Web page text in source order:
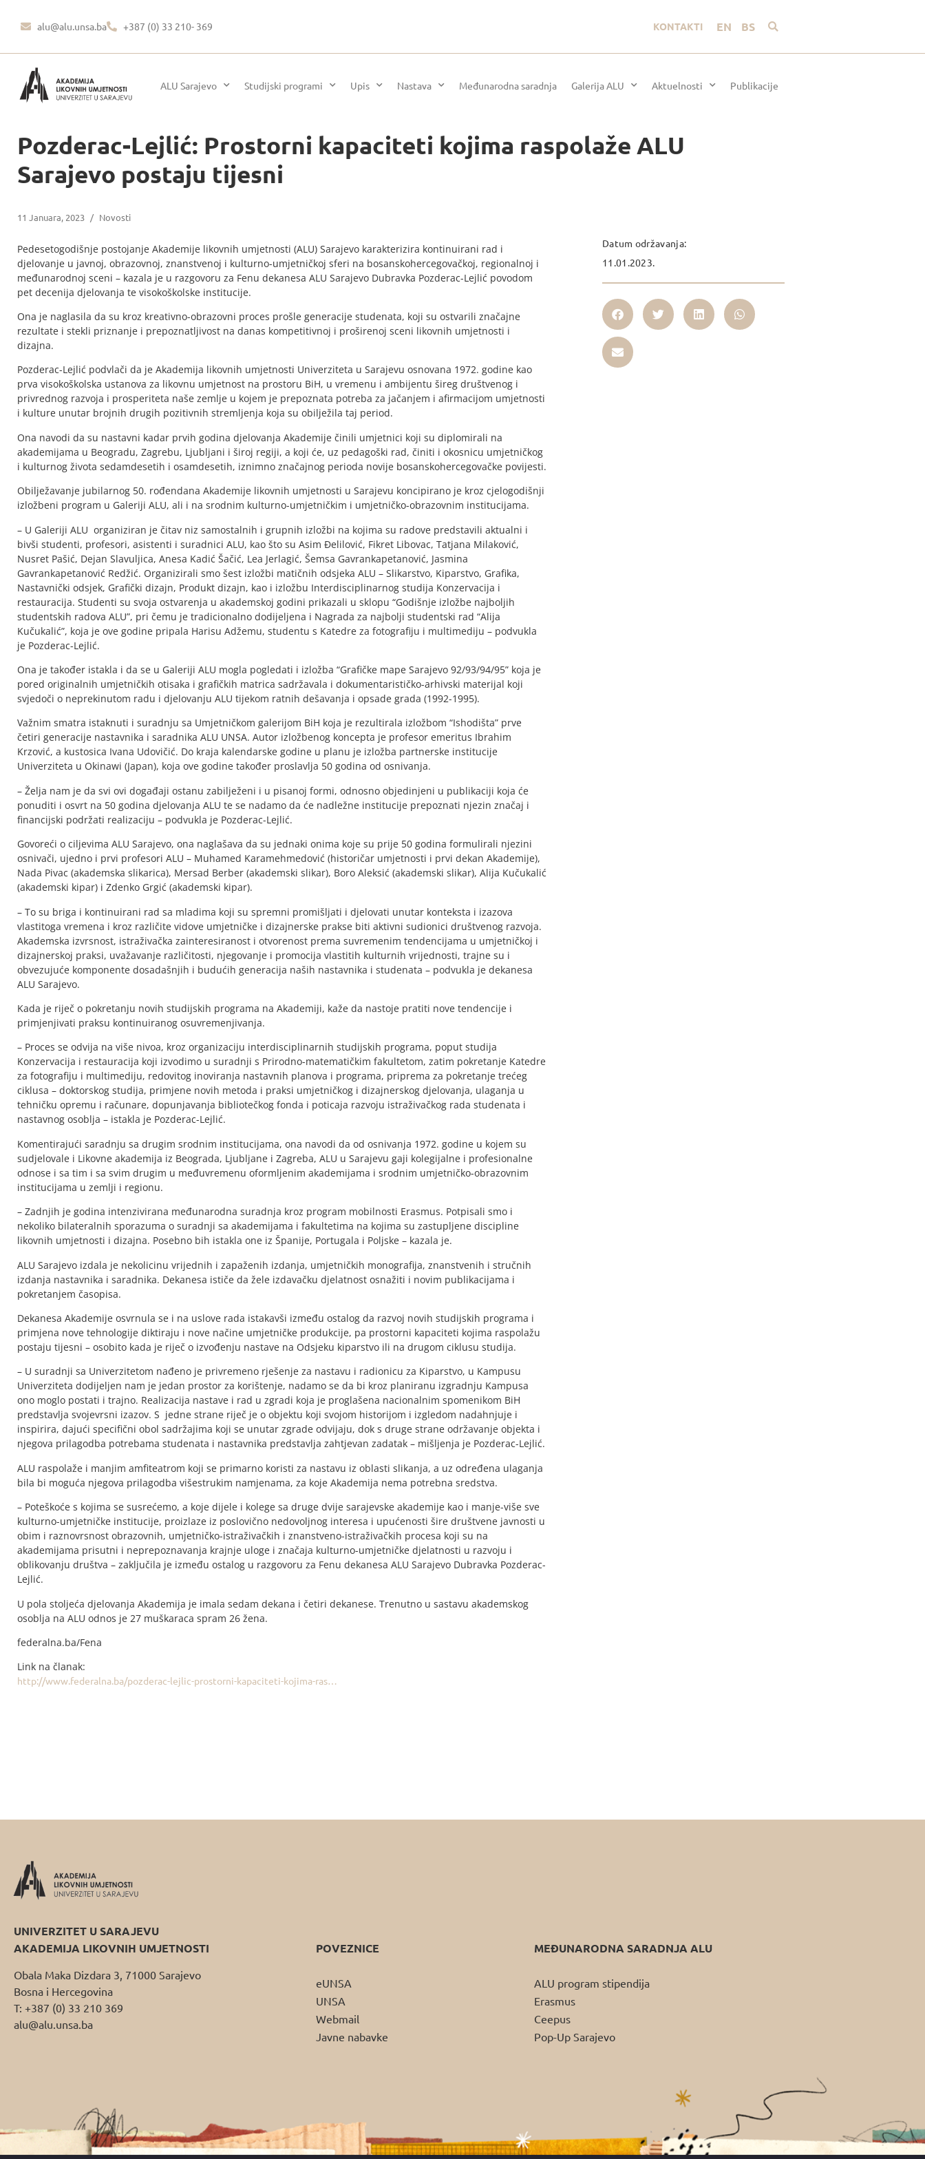
alu@alu.unsa.ba +387 (0) 33 210- 369 KONTAKTI EN BS
ALU Sarajevo Studijski programi Upis Nastava Međunarodna saradnja Galerija ALU Aktuelnosti Publikacije
Pozderac-Lejlić: Prostorni kapaciteti kojima raspolaže ALU
Sarajevo postaju tijesni
11 Januara, 2023 / Novosti
Pedesetogodišnje postojanje Akademije likovnih umjetnosti (ALU) Sarajevo karakterizira kontinuirani rad i
djelovanje u javnoj, obrazovnoj, znanstvenoj i kulturno-umjetničkoj sferi na bosanskohercegovačkoj, regionalnoj i
međunarodnoj sceni – kazala je u razgovoru za Fenu dekanesa ALU Sarajevo Dubravka Pozderac-Lejlić povodom
pet decenija djelovanja te visokoškolske institucije.
Ona je naglasila da su kroz kreativno-obrazovni proces prošle generacije studenata, koji su ostvarili značajne
rezultate i stekli priznanje i prepoznatljivost na danas kompetitivnoj i proširenoj sceni likovnih umjetnosti i
dizajna.
Pozderac-Lejlić podvlači da je Akademija likovnih umjetnosti Univerziteta u Sarajevu osnovana 1972. godine kao
prva visokoškolska ustanova za likovnu umjetnost na prostoru BiH, u vremenu i ambijentu šireg društvenog i
privrednog razvoja i prosperiteta naše zemlje u kojem je prepoznata potreba za jačanjem i afirmacijom umjetnosti
i kulture unutar brojnih drugih pozitivnih stremljenja koja su obilježila taj period.
Ona navodi da su nastavni kadar prvih godina djelovanja Akademije činili umjetnici koji su diplomirali na
akademijama u Beogradu, Zagrebu, Ljubljani i široj regiji, a koji će, uz pedagoški rad, činiti i okosnicu umjetničkog
i kulturnog života sedamdesetih i osamdesetih, iznimno značajnog perioda novije bosanskohercegovačke povijesti.
Obilježavanje jubilarnog 50. rođendana Akademije likovnih umjetnosti u Sarajevu koncipirano je kroz cjelogodišnji
izložbeni program u Galeriji ALU, ali i na srodnim kulturno-umjetničkim i umjetničko-obrazovnim institucijama.
– U Galeriji ALU organiziran je čitav niz samostalnih i grupnih izložbi na kojima su radove predstavili aktualni i
bivši studenti, profesori, asistenti i suradnici ALU, kao što su Asim Đelilović, Fikret Libovac, Tatjana Milaković,
Nusret Pašić, Dejan Slavuljica, Anesa Kadić Šačić, Lea Jerlagić, Šemsa Gavrankapetanović, Jasmina
Gavrankapetanović Redžić. Organizirali smo šest izložbi matičnih odsjeka ALU – Slikarstvo, Kiparstvo, Grafika,
Nastavnički odsjek, Grafički dizajn, Produkt dizajn, kao i izložbu Interdisciplinarnog studija Konzervacija i
restauracija. Studenti su svoja ostvarenja u akademskoj godini prikazali u sklopu “Godišnje izložbe najboljih
studentskih radova ALU”, pri čemu je tradicionalno dodijeljena i Nagrada za najbolji studentski rad “Alija
Kučukalić”, koja je ove godine pripala Harisu Adžemu, studentu s Katedre za fotografiju i multimediju – podvukla
je Pozderac-Lejlić.
Ona je također istakla i da se u Galeriji ALU mogla pogledati i izložba “Grafičke mape Sarajevo 92/93/94/95” koja je
pored originalnih umjetničkih otisaka i grafičkih matrica sadržavala i dokumentarističko-arhivski materijal koji
svjedoči o neprekinutom radu i djelovanju ALU tijekom ratnih dešavanja i opsade grada (1992-1995).
Važnim smatra istaknuti i suradnju sa Umjetničkom galerijom BiH koja je rezultirala izložbom “Ishodišta” prve
četiri generacije nastavnika i saradnika ALU UNSA. Autor izložbenog koncepta je profesor emeritus Ibrahim
Krzović, a kustosica Ivana Udovičić. Do kraja kalendarske godine u planu je izložba partnerske institucije
Univerziteta u Okinawi (Japan), koja ove godine također proslavlja 50 godina od osnivanja.
– Želja nam je da svi ovi događaji ostanu zabilježeni i u pisanoj formi, odnosno objedinjeni u publikaciji koja će
ponuditi i osvrt na 50 godina djelovanja ALU te se nadamo da će nadležne institucije prepoznati njezin značaj i
financijski podržati realizaciju – podvukla je Pozderac-Lejlić.
Govoreći o ciljevima ALU Sarajevo, ona naglašava da su jednaki onima koje su prije 50 godina formulirali njezini
osnivači, ujedno i prvi profesori ALU – Muhamed Karamehmedović (historičar umjetnosti i prvi dekan Akademije),
Nada Pivac (akademska slikarica), Mersad Berber (akademski slikar), Boro Aleksić (akademski slikar), Alija Kučukalić
(akademski kipar) i Zdenko Grgić (akademski kipar).
– To su briga i kontinuirani rad sa mladima koji su spremni promišljati i djelovati unutar konteksta i izazova
vlastitoga vremena i kroz različite vidove umjetničke i dizajnerske prakse biti aktivni sudionici društvenog razvoja.
Akademska izvrsnost, istraživačka zainteresiranost i otvorenost prema suvremenim tendencijama u umjetničkoj i
dizajnerskoj praksi, uvažavanje različitosti, njegovanje i promocija vlastitih kulturnih vrijednosti, trajne su i
obvezujuće komponente dosadašnjih i budućih generacija naših nastavnika i studenata – podvukla je dekanesa
ALU Sarajevo.
Kada je riječ o pokretanju novih studijskih programa na Akademiji, kaže da nastoje pratiti nove tendencije i
primjenjivati praksu kontinuiranog osuvremenjivanja.
– Proces se odvija na više nivoa, kroz organizaciju interdisciplinarnih studijskih programa, poput studija
Konzervacija i restauracija koji izvodimo u suradnji s Prirodno-matematičkim fakultetom, zatim pokretanje Katedre
za fotografiju i multimediju, redovitog inoviranja nastavnih planova i programa, priprema za pokretanje trećeg
ciklusa – doktorskog studija, primjene novih metoda i praksi umjetničkog i dizajnerskog djelovanja, ulaganja u
tehničku opremu i računare, dopunjavanja bibliotečkog fonda i poticaja razvoju istraživačkog rada studenata i
nastavnog osoblja – istakla je Pozderac-Lejlić.
Komentirajući saradnju sa drugim srodnim institucijama, ona navodi da od osnivanja 1972. godine u kojem su
sudjelovale i Likovne akademija iz Beograda, Ljubljane i Zagreba, ALU u Sarajevu gaji kolegijalne i profesionalne
odnose i sa tim i sa svim drugim u međuvremenu oformljenim akademijama i srodnim umjetničko-obrazovnim
institucijama u zemlji i regionu.
– Zadnjih je godina intenzivirana međunarodna suradnja kroz program mobilnosti Erasmus. Potpisali smo i
nekoliko bilateralnih sporazuma o suradnji sa akademijama i fakultetima na kojima su zastupljene discipline
likovnih umjetnosti i dizajna. Posebno bih istakla one iz Španije, Portugala i Poljske – kazala je.
ALU Sarajevo izdala je nekolicinu vrijednih i zapaženih izdanja, umjetničkih monografija, znanstvenih i stručnih
izdanja nastavnika i saradnika. Dekanesa ističe da žele izdavačku djelatnost osnažiti i novim publikacijama i
pokretanjem časopisa.
Dekanesa Akademije osvrnula se i na uslove rada istakavši između ostalog da razvoj novih studijskih programa i
primjena nove tehnologije diktiraju i nove načine umjetničke produkcije, pa prostorni kapaciteti kojima raspolažu
postaju tijesni – osobito kada je riječ o izvođenju nastave na Odsjeku kiparstvo ili na drugom ciklusu studija.
– U suradnji sa Univerzitetom nađeno je privremeno rješenje za nastavu i radionicu za Kiparstvo, u Kampusu
Univerziteta dodijeljen nam je jedan prostor za korištenje, nadamo se da bi kroz planiranu izgradnju Kampusa
ono moglo postati i trajno. Realizacija nastave i rad u zgradi koja je proglašena nacionalnim spomenikom BiH
predstavlja svojevrsni izazov. S jedne strane riječ je o objektu koji svojom historijom i izgledom nadahnjuje i
inspirira, dajući specifični obol sadržajima koji se unutar zgrade odvijaju, dok s druge strane održavanje objekta i
njegova prilagodba potrebama studenata i nastavnika predstavlja zahtjevan zadatak – mišljenja je Pozderac-Lejlić.
ALU raspolaže i manjim amfiteatrom koji se primarno koristi za nastavu iz oblasti slikanja, a uz određena ulaganja
bila bi moguća njegova prilagodba višestrukim namjenama, za koje Akademija nema potrebna sredstva.
– Poteškoće s kojima se susrećemo, a koje dijele i kolege sa druge dvije sarajevske akademije kao i manje-više sve
kulturno-umjetničke institucije, proizlaze iz poslovično nedovoljnog interesa i upućenosti šire društvene javnosti u
obim i raznovrsnost obrazovnih, umjetničko-istraživačkih i znanstveno-istraživačkih procesa koji su na
akademijama prisutni i neprepoznavanja krajnje uloge i značaja kulturno-umjetničke djelatnosti u razvoju i
oblikovanju društva – zaključila je između ostalog u razgovoru za Fenu dekanesa ALU Sarajevo Dubravka Pozderac-
Lejlić.
U pola stoljeća djelovanja Akademija je imala sedam dekana i četiri dekanese. Trenutno u sastavu akademskog
osoblja na ALU odnos je 27 muškaraca spram 26 žena.
federalna.ba/Fena
Link na članak:
http://www.federalna.ba/pozderac-lejlic-prostorni-kapaciteti-kojima-ras…
Datum održavanja:
11.01.2023.
UNIVERZITET U SARAJEVU
AKADEMIJA LIKOVNIH UMJETNOSTI
Obala Maka Dizdara 3, 71000 Sarajevo
Bosna i Hercegovina
T: +387 (0) 33 210 369
alu@alu.unsa.ba
POVEZNICE
eUNSA
UNSA
Webmail
Javne nabavke
MEĐUNARODNA SARADNJA ALU
ALU program stipendija
Erasmus
Ceepus
Pop-Up Sarajevo